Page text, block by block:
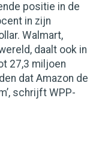
positie in de
in zijn
Walmart,
daalt ook in
27,3 miljoen
dat Amazon de
schrijft WPP-